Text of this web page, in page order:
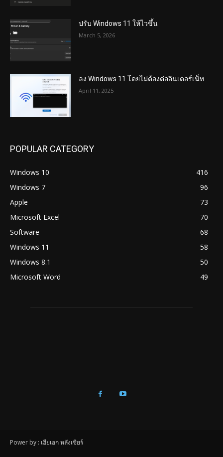
ปรับ Windows 11 ให้ไวขึ้น
March 5, 2026
ลง Windows 11 โดยไม่ต้องต่ออินเตอร์เน็ท
April 11, 2025
POPULAR CATEGORY
Windows 10
416
Windows 7
96
Apple
73
Microsoft Excel
70
Software
68
Windows 11
58
Windows 8.1
50
Microsoft Word
49
Power by : เฮียเอก หลังเซียร์